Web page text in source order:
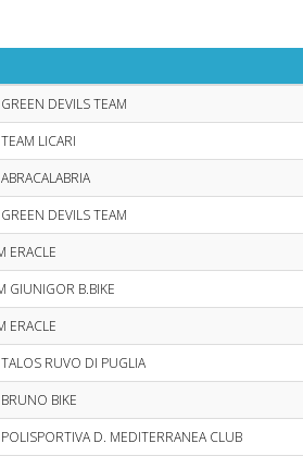
DEVILS TEAM
LICARI
DEVILS TEAM
ERACLE
GIUNIGOR B.BIKE
ERACLE
RUVO DI PUGLIA
BIKE
D. MEDITERRANEA CLUB